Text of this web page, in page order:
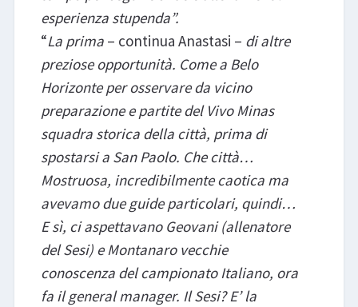
esperienza stupenda”.
“La prima– continua Anastasi – di altre
preziose opportunità. Come a Belo
Horizonte per osservare da vicino
preparazione e partite del Vivo Minas
squadra storica della città, prima di
spostarsi a San Paolo. Che città…
Mostruosa, incredibilmente caotica ma
avevamo due guide particolari, quindi…
E sì, ci aspettavano Geovani (allenatore
del Sesi) e Montanaro vecchie
conoscenza del campionato Italiano, ora
fa il general manager. Il Sesi? E’ la